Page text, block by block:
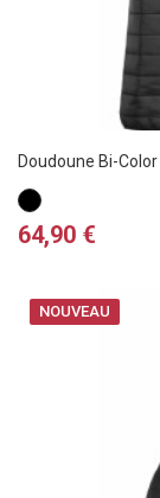
Doudoune Bi-
Noir
/
Rouge
Prix
64,90 €
NOUVEAU